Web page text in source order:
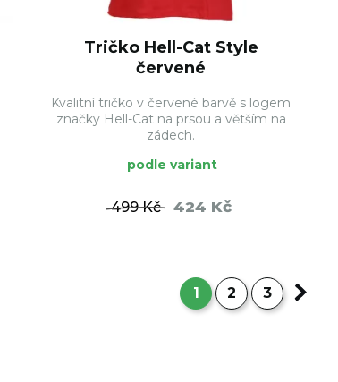
Tričko Hell-Cat Style
červené
Kvalitní tričko v červené barvě s logem
značky Hell-Cat na prsou a větším na
zádech.
podle variant
499 Kč 424 Kč
1 2 3